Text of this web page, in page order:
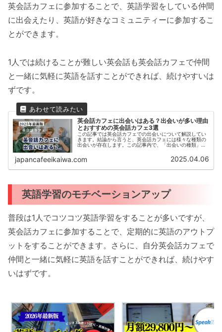
英会話カフェに参加することで、英語学習をしている仲間
に出会えたり、英語が好きなコミュニティーに参加するこ
とができます。
1人では続けることが難しい英会話も英会話カフェで仲間
と一緒に気軽に英語を話すことができれば、続けやすいは
ずです。
英会話カフェに出会いはある？出会いが多い理由
とおすすめの英会話カフェ3選
この記事では英会話カフェでの出会いについて解説してい
きます。結論から言うと、英会話カフェには様々な種類の
出会いが存在します。この記事内で、「出会いの種類」と
japancafeeikaiwa.com 2025.04.06
英語学習のモチベーションアップ
普段は1人でコツコツ英語学習をすることが多いですが、
英会話カフェに参加することで、定期的に英語のアウトプ
ットをすることができます。さらに、自分英会話カフェで
仲間と一緒に気軽に英語を話すことができれば、続けやす
いはずです。